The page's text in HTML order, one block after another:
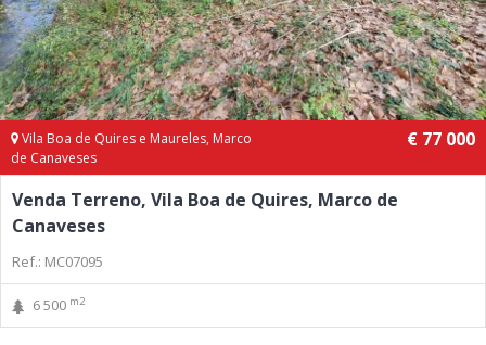
Vila Boa de Quires e Maureles, Marco
de Canaveses
€ 77 000
Venda Terreno, Vila Boa de Quires, Marco de
Canaveses
Ref.: MC07095
6 500 m2